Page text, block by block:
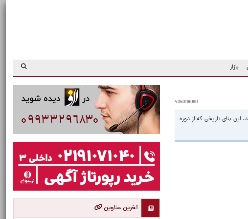
بازار
4050118060
این بنای تاریخی که از دوره
آخرین عناوین